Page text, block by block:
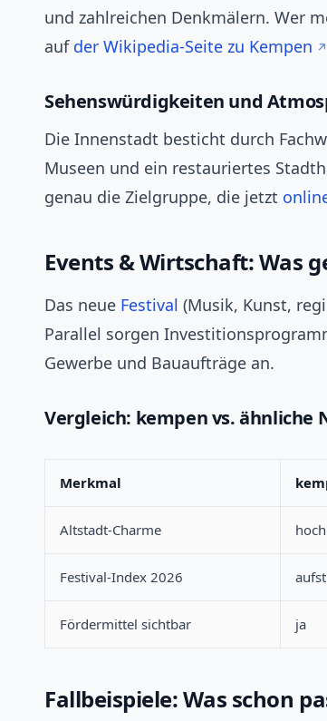
und zahlreichen Denkmälern. Wer
auf der Wikipedia-Seite zu Kempen
Sehenswürdigkeiten und
Die Innenstadt besticht durch
Museen und ein restauriertes
genau die Zielgruppe, die jetzt
Events & Wirtschaft: Was
Das neue Festival (Musik, Kunst,
Parallel sorgen
Gewerbe und Bauaufträge an.
Vergleich: kempen vs. ähnliche
Merkmal
Altstadt-Charme hoch
Festival-Index 2026
Fördermittel sichtbar ja
Fallbeispiele: Was schon